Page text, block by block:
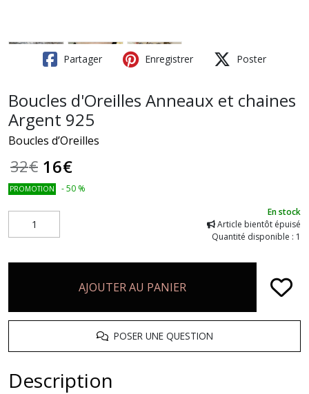
Partager Enregistrer Poster
Boucles d'Oreilles Anneaux et chaines
Argent 925
Boucles d’Oreilles
32€ 16€
PROMOTION -50 %
En stock
Article bientôt épuisé
Quantité disponible : 1
AJOUTER AU PANIER
POSER UNE QUESTION
Description